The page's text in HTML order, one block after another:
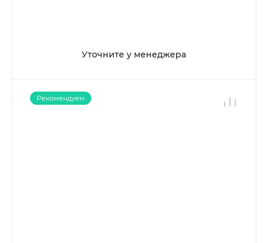
Уточните у менеджера
Рекомендуем